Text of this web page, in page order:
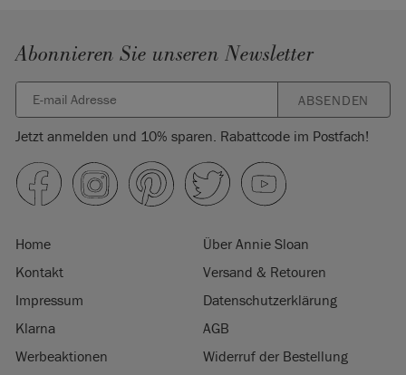
Abonnieren Sie unseren Newsletter
ABSENDEN
Jetzt anmelden und 10% sparen. Rabattcode im Postfach!
Home
Über Annie Sloan
Kontakt
Versand & Retouren
Impressum
Datenschutzerklärung
Klarna
AGB
Werbeaktionen
Widerruf der Bestellung